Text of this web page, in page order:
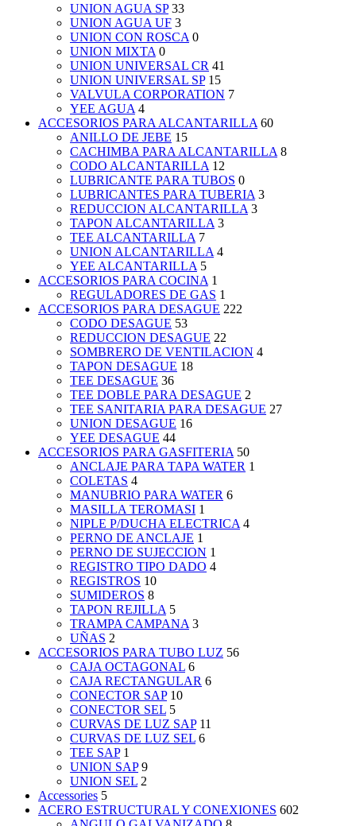
UNION AGUA SP 33
UNION AGUA UF 3
UNION CON ROSCA 0
UNION MIXTA 0
UNION UNIVERSAL CR 41
UNION UNIVERSAL SP 15
VALVULA CORPORATION 7
YEE AGUA 4
ACCESORIOS PARA ALCANTARILLA 60
ANILLO DE JEBE 15
CACHIMBA PARA ALCANTARILLA 8
CODO ALCANTARILLA 12
LUBRICANTE PARA TUBOS 0
LUBRICANTES PARA TUBERIA 3
REDUCCION ALCANTARILLA 3
TAPON ALCANTARILLA 3
TEE ALCANTARILLA 7
UNION ALCANTARILLA 4
YEE ALCANTARILLA 5
ACCESORIOS PARA COCINA 1
REGULADORES DE GAS 1
ACCESORIOS PARA DESAGUE 222
CODO DESAGUE 53
REDUCCION DESAGUE 22
SOMBRERO DE VENTILACION 4
TAPON DESAGUE 18
TEE DESAGUE 36
TEE DOBLE PARA DESAGUE 2
TEE SANITARIA PARA DESAGUE 27
UNION DESAGUE 16
YEE DESAGUE 44
ACCESORIOS PARA GASFITERIA 50
ANCLAJE PARA TAPA WATER 1
COLETAS 4
MANUBRIO PARA WATER 6
MASILLA TEROMASI 1
NIPLE P/DUCHA ELECTRICA 4
PERNO DE ANCLAJE 1
PERNO DE SUJECCION 1
REGISTRO TIPO DADO 4
REGISTROS 10
SUMIDEROS 8
TAPON REJILLA 5
TRAMPA CAMPANA 3
UÑAS 2
ACCESORIOS PARA TUBO LUZ 56
CAJA OCTAGONAL 6
CAJA RECTANGULAR 6
CONECTOR SAP 10
CONECTOR SEL 5
CURVAS DE LUZ SAP 11
CURVAS DE LUZ SEL 6
TEE SAP 1
UNION SAP 9
UNION SEL 2
Accessories 5
ACERO ESTRUCTURAL Y CONEXIONES 602